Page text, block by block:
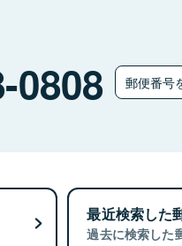
0808 郵便番号
最近検索した
過去に検索した